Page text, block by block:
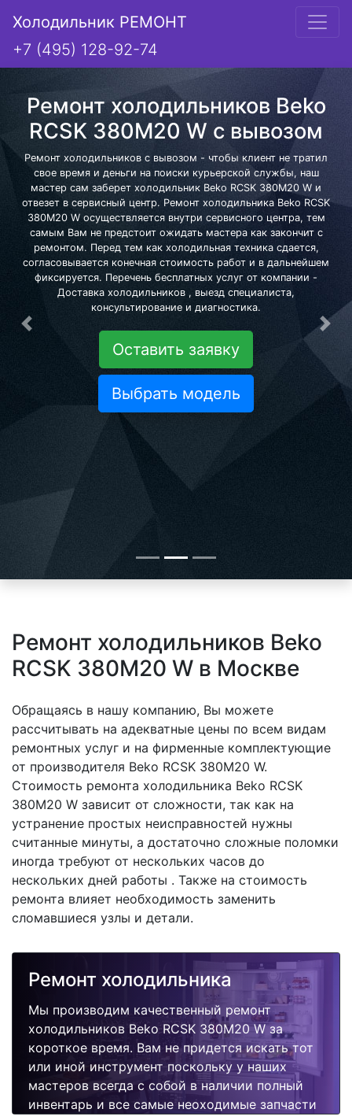
Холодильник РЕМОНТ
+7 (495) 128-92-74
Ремонт холодильников Beko
RCSK 380M20 W с вывозом
Ремонт холодильников с вывозом - чтобы клиент не тратил
свое время и деньги на поиски курьерской службы, наш
мастер сам заберет холодильник Beko RCSK 380M20 W и
отвезет в сервисный центр. Ремонт холодильника Beko RCSK
380M20 W осуществляется внутри сервисного центра, тем
самым Вам не предстоит ожидать мастера как закончит с
ремонтом. Перед тем как холодильная техника сдается,
согласовывается конечная стоимость работ и в дальнейшем
фиксируется. Перечень бесплатных услуг от компании -
Доставка холодильников , выезд специалиста,
консультирование и диагностика.
Оставить заявку
Выбрать модель
Предыдущая
Ремонт холодильников Beko
RCSK 380M20 W в Москве
Обращаясь в нашу компанию, Вы можете
рассчитывать на адекватные цены по всем видам
ремонтных услуг и на фирменные комплектующие
от производителя Beko RCSK 380M20 W.
Стоимость ремонта холодильника Beko RCSK
380M20 W зависит от сложности, так как на
устранение простых неисправностей нужны
считанные минуты, а достаточно сложные поломки
иногда требуют от нескольких часов до
нескольких дней работы . Также на стоимость
ремонта влияет необходимость заменить
сломавшиеся узлы и детали.
Ремонт холодильника
Мы производим качественный ремонт
холодильников Beko RCSK 380M20 W за
короткое время. Вам не придется искать тот
или иной инструмент поскольку у наших
мастеров всегда с собой в наличии полный
инвентарь и все самые неоходимые запчасти